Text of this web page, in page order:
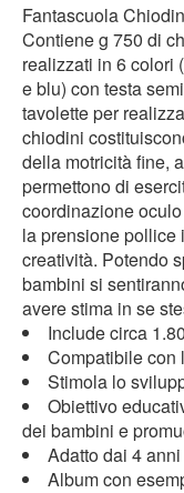
Fantascuola
Contiene g 750 di
realizzati in 6 colori
e blu) con testa
tavolette per
chiodini
della motricità fine,
permettono di
coordinazione
la prensione pollice
creatività. Potendo
bambini si
avere stima in se
Include circa
Compatibile con
Stimola lo
Obiettivo
dei bambini e
Adatto dai 4 anni
Album con